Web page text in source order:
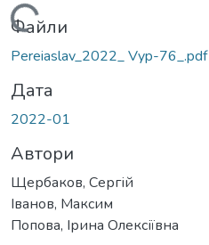
Вантажиться...
Файли
Pereiaslav_2022_ Vyp-76_.pdf
Дата
2022-01
Автори
Щербаков, Сергій
Іванов, Максим
Попова, Ірина Олексіївна